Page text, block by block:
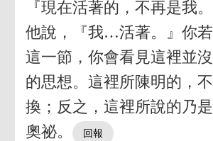
『現在活著的，不再是我
他說，『我…活著。』你
這一節，你會看見這裡並
的思想。這裡所陳明的，
換；反之，這裡所說的乃
奧祕。